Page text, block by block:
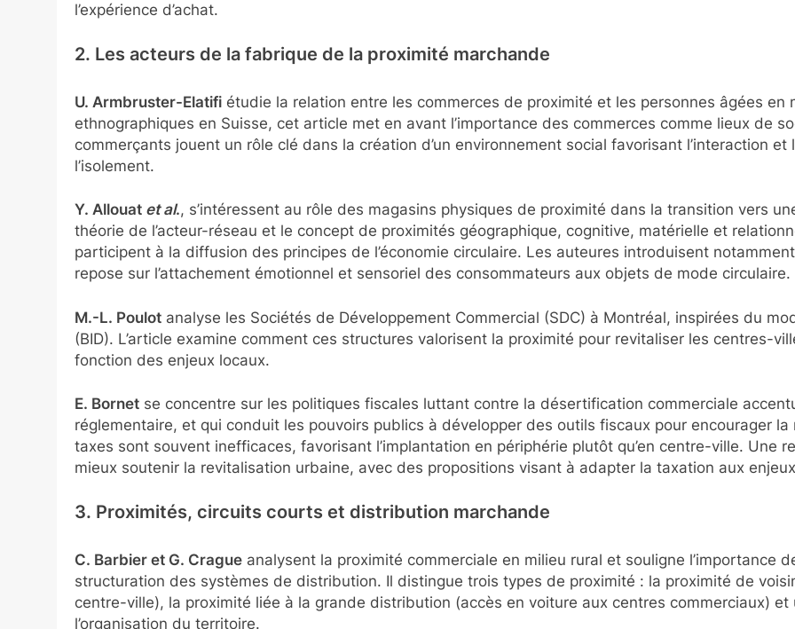
l’expérience d’achat.
2. Les acteurs de la fabrique de la proximité marchande
U. Armbruster-Elatifi étudie la relation entre les commerces de proximité et les personnes âgées en
ethnographiques en Suisse, cet article met en avant l’importance des commerces comme lieux de
commerçants jouent un rôle clé dans la création d’un environnement social favorisant l’interaction
l’isolement.
Y. Allouat et al., s’intéressent au rôle des magasins physiques de proximité dans la transition vers
théorie de l’acteur-réseau et le concept de proximités géographique, cognitive, matérielle et
participent à la diffusion des principes de l’économie circulaire. Les auteures introduisent
repose sur l’attachement émotionnel et sensoriel des consommateurs aux objets de mode circulaire.
M.-L. Poulot analyse les Sociétés de Développement Commercial (SDC) à Montréal, inspirées du
(BID). L’article examine comment ces structures valorisent la proximité pour revitaliser les centres-
fonction des enjeux locaux.
E. Bornet se concentre sur les politiques fiscales luttant contre la désertification commerciale
réglementaire, et qui conduit les pouvoirs publics à développer des outils fiscaux pour encourager
taxes sont souvent inefficaces, favorisant l’implantation en périphérie plutôt qu’en centre-ville. Une
mieux soutenir la revitalisation urbaine, avec des propositions visant à adapter la taxation aux
3. Proximités, circuits courts et distribution marchande
C. Barbier et G. Crague analysent la proximité commerciale en milieu rural et souligne l’importance
structuration des systèmes de distribution. Il distingue trois types de proximité : la proximité de
centre-ville), la proximité liée à la grande distribution (accès en voiture aux centres commerciaux)
l’organisation du territoire.